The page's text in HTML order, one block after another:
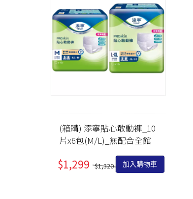
(箱購) 添寧貼心敢動褲_10
片x6包(M/L)_無配合全館
$1,299 $1,320 加入購物車